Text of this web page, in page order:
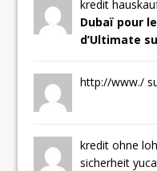
kredit
Dubaï pour
d’Ultimate
http://www./
kredit ohne
sicherheit